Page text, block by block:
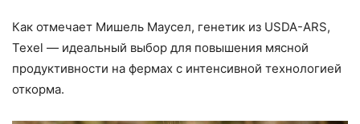
Как отмечает Мишель Маусел, генетик из USDA-ARS,
Texel — идеальный выбор для повышения мясной
продуктивности на фермах с интенсивной технологией
откорма.